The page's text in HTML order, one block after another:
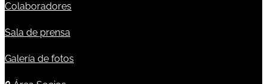
Colaboradores
Sala de prensa
Galería de fotos